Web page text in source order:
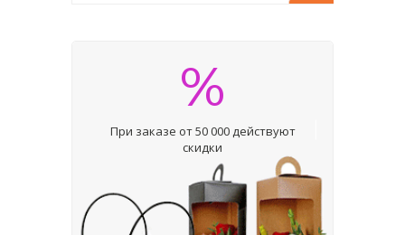
%
При заказе от 50 000 действуют
скидки